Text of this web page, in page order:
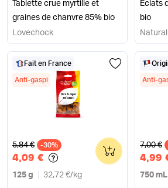
Tablette crue myrtille et
graines de chanvre 85% bio
Lovechock
Eclats
bio
Fait en France
Anti-gaspi
Ancien prix
5,84 € -30%
4,09 €
125 g 32,72 €/ kg
0
Anti-
Ancien
7,00 €
4,99
750 mL